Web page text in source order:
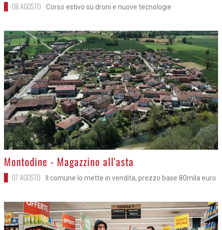
08 AGOSTO Corso estivo su droni e nuove tecnologie
>Montodine - Magazzino all'asta
07 AGOSTO Il comune lo mette in vendita, prezzo base 80mila euro